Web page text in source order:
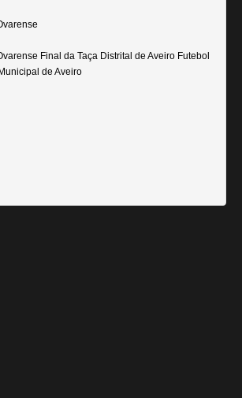
Final da Taça Distrital de Aveiro Futebol
de Aveiro